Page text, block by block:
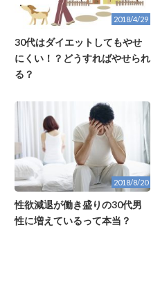
2018/4/29
30代はダイエットしてもやせ
にくい！？どうすればやせられ
る？
2018/8/20
性欲減退が働き盛りの30代男
性に増えているって本当？